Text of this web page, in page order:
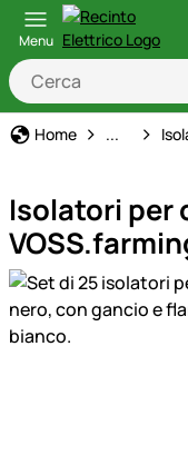
Menu
Home Recinto
...
Isolatori per
Galleria prodotti